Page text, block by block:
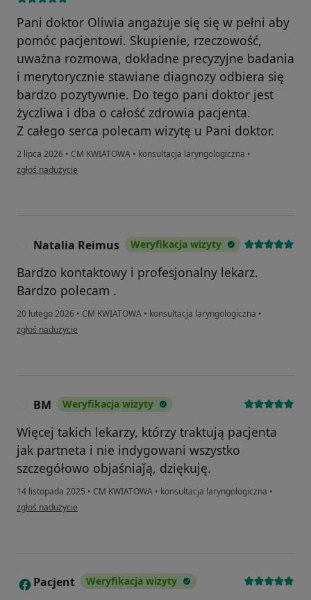
Pani doktor Oliwia angażuje się się w pełni aby
pomóc pacjentowi. Skupienie, rzeczowość,
uważna rozmowa, dokładne precyzyjne badania
i merytorycznie stawiane diagnozy odbiera się
bardzo pozytywnie. Do tego pani doktor jest
życzliwa i dba o całość zdrowia pacjenta.
Z całego serca polecam wizytę u Pani doktor.
2 lipca 2026 • CM KWIATOWA • konsultacja laryngologiczna •
w opinii użytkownika Kamil Frydryszek
zgłoś nadużycie
Natalia Reimus Weryfikacja wizyty
Bardzo kontaktowy i profesjonalny lekarz.
Bardzo polecam .
20 lutego 2026 • CM KWIATOWA • konsultacja laryngologiczna •
w opinii użytkownika Natalia Reimus
zgłoś nadużycie
BM Weryfikacja wizyty
Więcej takich lekarzy, którzy traktują pacjenta
jak partneta i nie indygowani wszystko
szczegółowo objaśniaǰą, dziękuję.
14 listopada 2025 • CM KWIATOWA • konsultacja laryngologiczna •
w opinii użytkownika BM
zgłoś nadużycie
P Pacjent Weryfikacja wizyty